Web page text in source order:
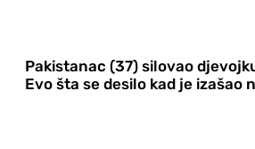
Pakistanac (37) silovao
Evo šta se desilo kad je izašao